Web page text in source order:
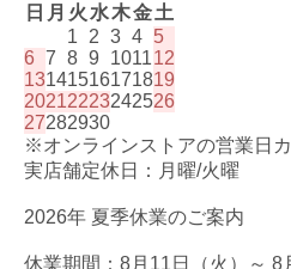
日 月 火 水木金土
1
2 3 4 5
6 7 8 9 101112
13141516171819
20212223242526
27282930
※オンラインストアの営業日カ
実店舗定休日：月曜/火曜
2026年 夏季休業のご案内
休業期間：8月11日（火）～ 8